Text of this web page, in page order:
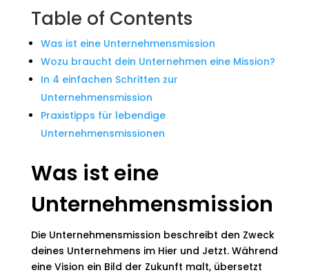
Table of Contents
Was ist eine Unternehmensmission
Wozu braucht dein Unternehmen eine Mission?
In 4 einfachen Schritten zur
Unternehmensmission
Praxistipps für lebendige
Unternehmensmissionen
Was ist eine
Unternehmensmission
Die Unternehmensmission beschreibt den Zweck
deines Unternehmens im Hier und Jetzt. Während
eine Vision ein Bild der Zukunft malt, übersetzt